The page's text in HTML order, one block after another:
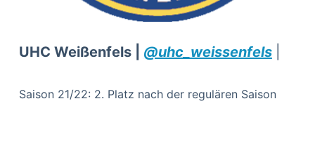
UHC Weißenfels | @uhc_weissenfels
Saison 21/22: 2. Platz nach der regulären Saison